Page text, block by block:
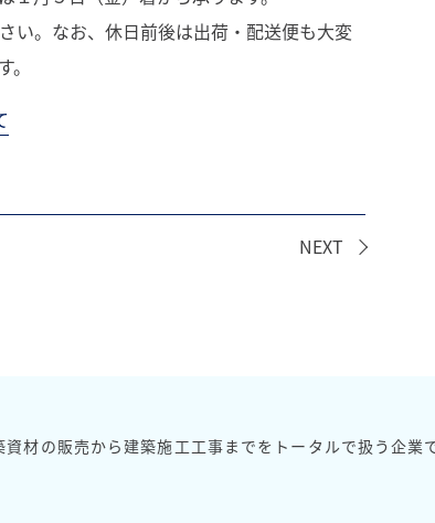
い。なお、休日前後は出荷・配送便も大変
NEXT
資材の販売から建築施工工事までをトータルで扱う企業で